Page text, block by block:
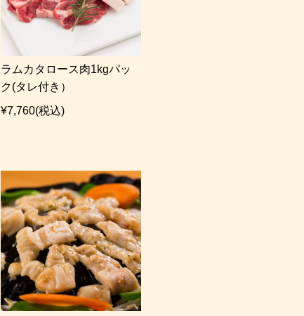
ラムカタロース肉1kgパッ
ク(タレ付き）
¥7,760(税込)